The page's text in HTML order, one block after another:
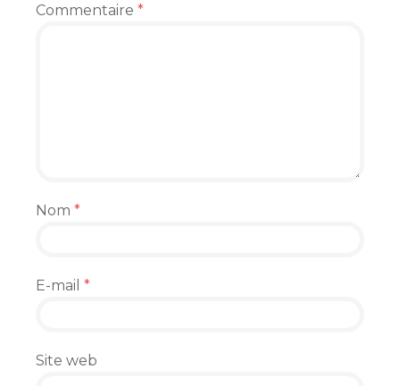
Commentaire *
Nom *
E-mail *
Site web